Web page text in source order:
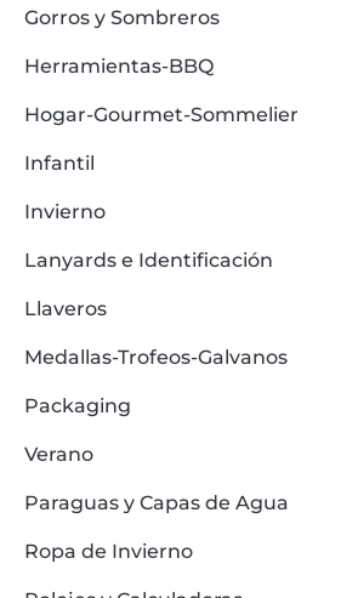
Gorros y Sombreros
Herramientas-BBQ
Hogar-Gourmet-Sommelier
Infantil
Invierno
Lanyards e Identificación
Llaveros
Medallas-Trofeos-Galvanos
Packaging
Verano
Paraguas y Capas de Agua
Ropa de Invierno